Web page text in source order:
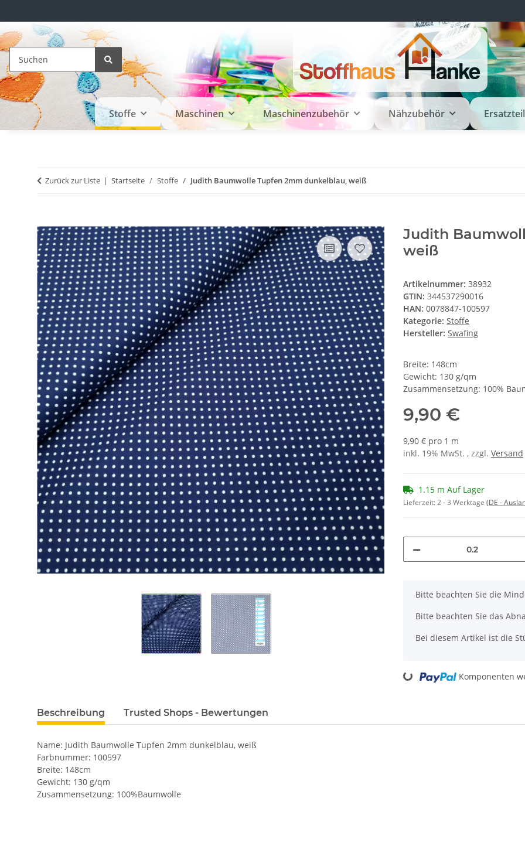
Stoffe Maschinen Maschinenzubehör Nähzubehör
Zurück zur Liste Startseite Stoffe Judith Baumwolle Tupfen 2mm dunkelblau, weiß
Judith
weiß
Artikelnummer: 38932
GTIN: 344537290016
HAN: 0078847-100597
Kategorie: Stoffe
Hersteller: Swafing
Breite: 148cm
Gewicht: 130 g/qm
Zusammensetzung: 100%
9,90 €
9,90 € pro 1 m
inkl. 19% MwSt. , zzgl. Versand
1.15 m Auf Lager
Lieferzeit:2 - 3 Werktage (DE -
x
Bitte beachten Sie die
Bitte beachten Sie das
Bei diesem Artikel ist die
Loading... Komponenten
Beschreibung Trusted Shops - Bewertungen
Name: Judith Baumwolle Tupfen 2mm dunkelblau, weiß
Farbnummer: 100597
Breite: 148cm
Gewicht: 130 g/qm
Zusammensetzung: 100%Baumwolle